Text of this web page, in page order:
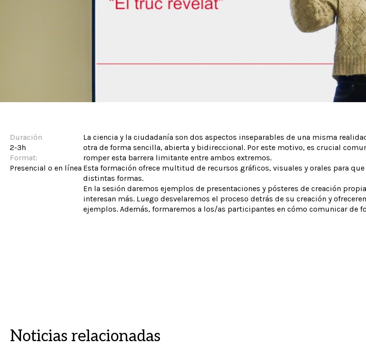
Duración
2-3h
Format:
Presencial o en línea
La ciencia y la ciudadanía son dos aspectos inseparables de una misma
otra de forma sencilla, abierta y bidireccional. Por este motivo, es crucial
romper esta barrera limitante entre ambos extremos.
Esta formación ofrece multitud de recursos gráficos, visuales y orales para
distintas formas.
En la sesión daremos ejemplos de presentaciones y pósteres de creación
interesan más. Luego desvelaremos el proceso detrás de su creación y
ejemplos. Además, formaremos a los/as participantes en cómo comunicar
Noticias relacionadas